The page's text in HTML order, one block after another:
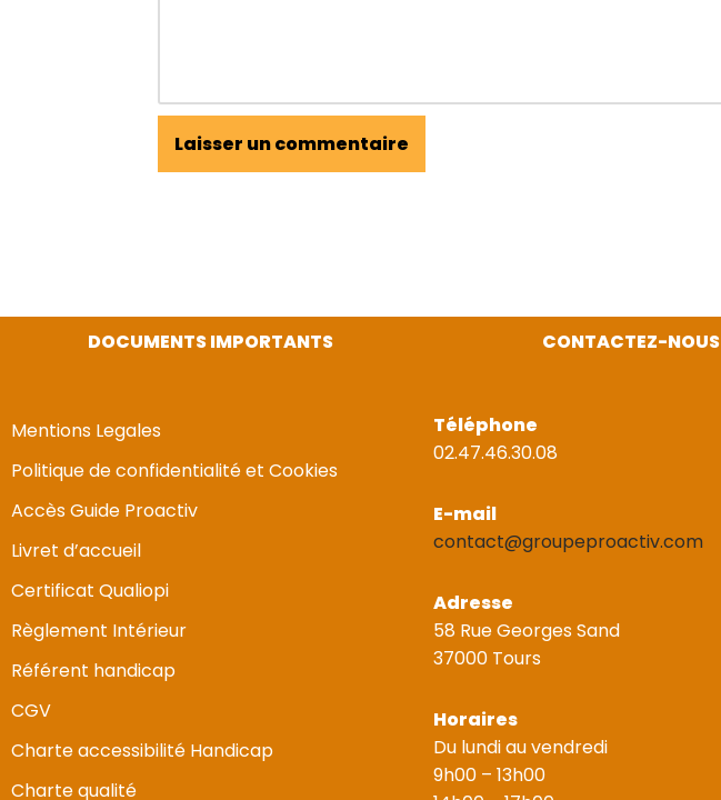
DOCUMENTS IMPORTANTS
Mentions Legales
Politique de confidentialité et Cookies
Accès Guide Proactiv
Livret d’accueil
Certificat Qualiopi
Règlement Intérieur
Référent handicap
CGV
Charte accessibilité Handicap
Charte qualité
CONTACTEZ-NOUS
Téléphone
02.47.46.30.08
E-mail
contact@groupeproactiv.com
Adresse
58 Rue Georges Sand
37000 Tours
Horaires
Du lundi au vendredi
9h00 – 13h00